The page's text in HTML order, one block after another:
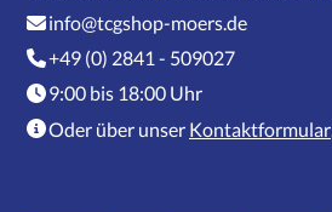
info@tcgshop-moers.de
+49 (0) 2841 - 509027
9:00 bis 18:00 Uhr
Oder über unser Kontaktformular